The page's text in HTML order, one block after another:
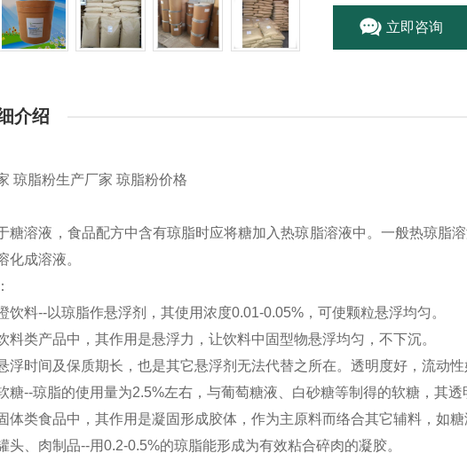
琼脂用在饮料类产品
立即咨询
介绍
琼脂粉生产厂家 琼脂粉价格
糖溶液，食品配方中含有琼脂时应将糖加入热琼脂溶液中。一般热琼
化成溶液。
饮料--以琼脂作悬浮剂，其使用浓度0.01-0.05%，可使颗粒悬浮均匀。
料类产品中，其作用是悬浮力，让饮料中固型物悬浮均匀，不下沉。
浮时间及保质期长，也是其它悬浮剂无法代替之所在。透明度好，流动性
糖--琼脂的使用量为2.5%左右，与葡萄糖液、白砂糖等制得的软糖，其透
体类食品中，其作用是凝固形成胶体，作为主原料而络合其它辅料，如糖
头、肉制品--用0.2-0.5%的琼脂能形成为有效粘合碎肉的凝胶。